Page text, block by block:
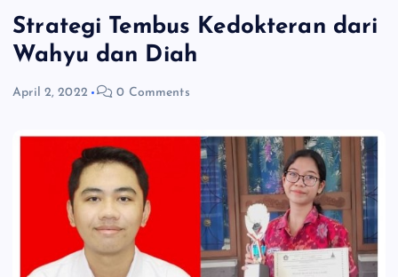
Strategi Tembus Kedokteran dari
Wahyu dan Diah
April 2, 2022 0 Comments